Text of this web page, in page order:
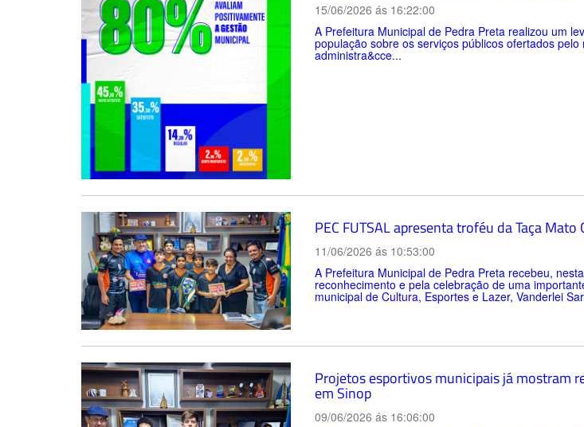
15/06/2026 ás 16:22:00
A Prefeitura Municipal de Pedra Preta realizou um
população sobre os serviços públicos ofertados
administra&cce...
PEC FUTSAL apresenta troféu da Taça
11/06/2026 ás 10:53:00
A Prefeitura Municipal de Pedra Preta recebeu,
reconhecimento e pela celebração de uma
municipal de Cultura, Esportes e Lazer, Vanderlei
Projetos esportivos municipais já mostram
em Sinop
09/06/2026 ás 16:06:00